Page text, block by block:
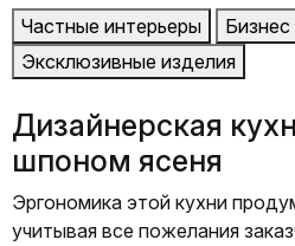
Частные интерьеры Бизнес
Эксклюзивные изделия
Дизайнерская
шпоном ясеня
Эргономика этой кухни
учитывая все пожелания